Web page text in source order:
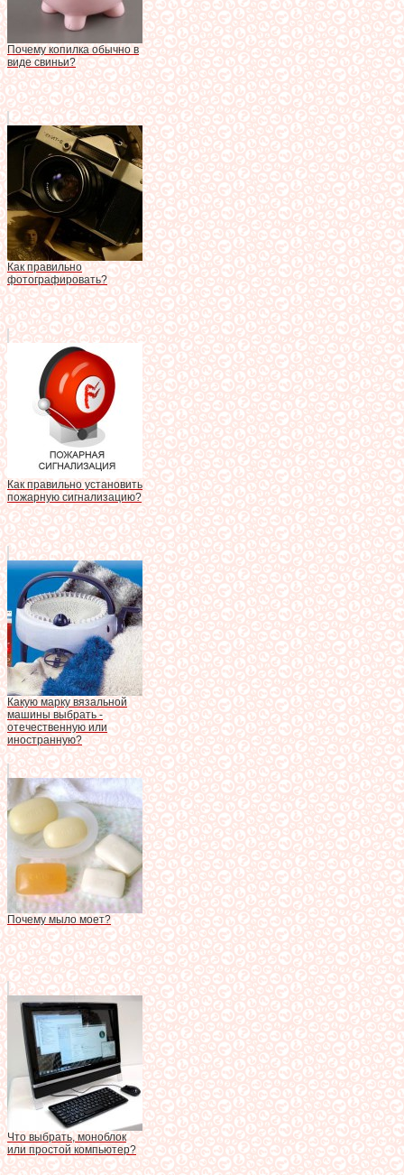
Почему копилка обычно в
виде свиньи?
Как правильно
фотографировать?
Как правильно установить
пожарную сигнализацию?
Какую марку вязальной
машины выбрать -
отечественную или
иностранную?
Почему мыло моет?
Что выбрать, моноблок
или простой компьютер?